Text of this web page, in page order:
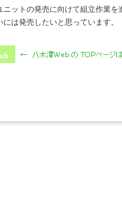
ニットの発売に向けて組立作業を
は発売したいと思っています。